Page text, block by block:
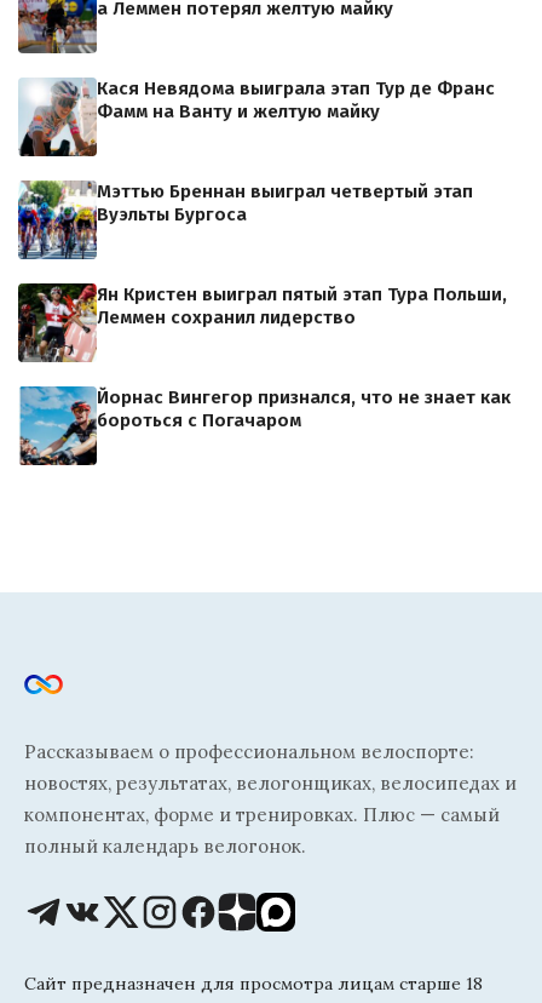
а Леммен потерял желтую майку
Кася Невядома выиграла этап Тур де Франс
Фамм на Ванту и желтую майку
Мэттью Бреннан выиграл четвертый этап
Вуэльты Бургоса
Ян Кристен выиграл пятый этап Тура Польши,
Леммен сохранил лидерство
Йорнас Вингегор признался, что не знает как
бороться с Погачаром
Рассказываем о профессиональном велоспорте:
новостях, результатах, велогонщиках, велосипедах и
компонентах, форме и тренировках. Плюс — самый
полный календарь велогонок.
Сайт предназначен для просмотра лицам старше 18